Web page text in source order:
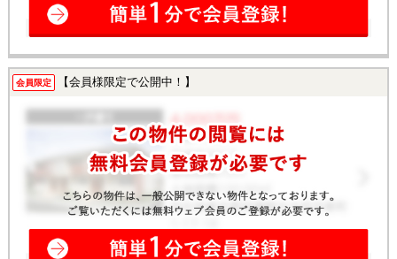
会員限定 【会員様限定で公開中！】